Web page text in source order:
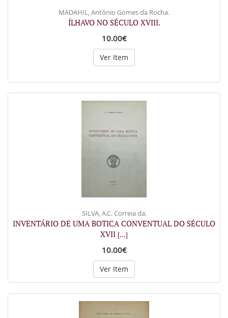
MADAHIL, António Gomes da Rocha.
ÍLHAVO NO SÉCULO XVIII.
10.00€
Ver Item
SILVA, A.C. Correia da.
INVENTÁRIO DE UMA BOTICA CONVENTUAL DO SÉCULO
XVII [...]
10.00€
Ver Item